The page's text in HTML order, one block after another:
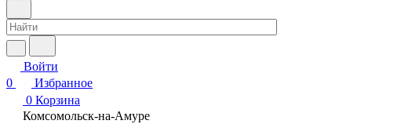
Войти
0
Избранное
0 Корзина
Комсомольск-на-Амуре